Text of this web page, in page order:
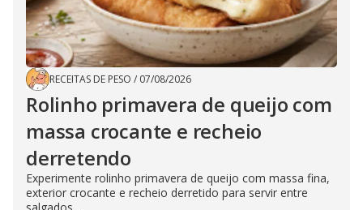
RECEITAS DE PESO / 07/08/2026
Rolinho primavera de queijo com
massa crocante e recheio
derretendo
Experimente rolinho primavera de queijo com massa fina,
exterior crocante e recheio derretido para servir entre